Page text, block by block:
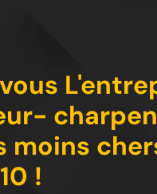
moins
!